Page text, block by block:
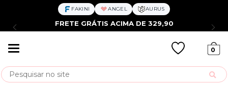
FAKINI ANGEL AURUS
FRETE GRÁTIS ACIMA DE 329,90
0
Busca